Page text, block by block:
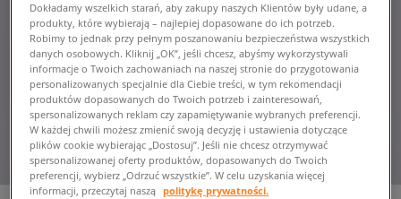
Dokładamy wszelkich starań, aby zakupy naszych Klientów były udane, a
produkty, które wybierają – najlepiej dopasowane do ich potrzeb.
Robimy to jednak przy pełnym poszanowaniu bezpieczeństwa wszystkich
danych osobowych. Kliknij „OK”, jeśli chcesz, abyśmy wykorzystywali
informacje o Twoich zachowaniach na naszej stronie do przygotowania
personalizowanych specjalnie dla Ciebie treści, w tym rekomendacji
produktów dopasowanych do Twoich potrzeb i zainteresowań,
spersonalizowanych reklam czy zapamiętywanie wybranych preferencji.
W każdej chwili możesz zmienić swoją decyzję i ustawienia dotyczące
plików cookie wybierając „Dostosuj”. Jeśli nie chcesz otrzymywać
spersonalizowanej oferty produktów, dopasowanych do Twoich
preferencji, wybierz „Odrzuć wszystkie”. W celu uzyskania więcej
informacji, przeczytaj naszą politykę prywatności.